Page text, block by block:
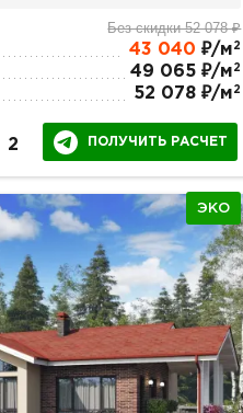
Без скидки 52 078 ₽
43 040 ₽/м 2
49 065 ₽/м 2
52 078 ₽/м 2
2 ПОЛУЧИТЬ РАСЧЕТ
ЭКО